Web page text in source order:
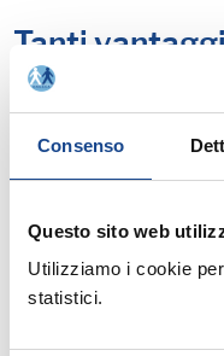
Consenso
Questo sito web
Utilizziamo i cookie
statistici.
Tanti
Grazie a questo accordo,
condizioni agevolate ad
documentali riservate su
cremazione e di attività